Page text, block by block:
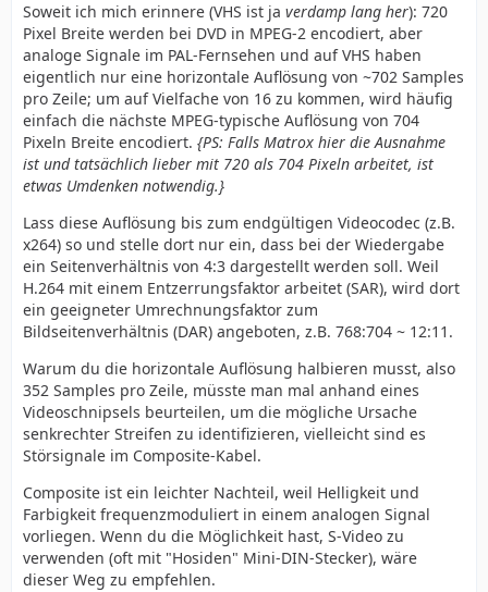
Soweit ich mich erinnere (VHS ist ja verdamp lang her): 720
Pixel Breite werden bei DVD in MPEG-2 encodiert, aber
analoge Signale im PAL-Fernsehen und auf VHS haben
eigentlich nur eine horizontale Auflösung von ~702 Samples
pro Zeile; um auf Vielfache von 16 zu kommen, wird häufig
einfach die nächste MPEG-typische Auflösung von 704
Pixeln Breite encodiert. {PS: Falls Matrox hier die Ausnahme
ist und tatsächlich lieber mit 720 als 704 Pixeln arbeitet, ist
etwas Umdenken notwendig.}
Lass diese Auflösung bis zum endgültigen Videocodec (z.B.
x264) so und stelle dort nur ein, dass bei der Wiedergabe
ein Seitenverhältnis von 4:3 dargestellt werden soll. Weil
H.264 mit einem Entzerrungsfaktor arbeitet (SAR), wird dort
ein geeigneter Umrechnungsfaktor zum
Bildseitenverhältnis (DAR) angeboten, z.B. 768:704 ~ 12:11.
Warum du die horizontale Auflösung halbieren musst, also
352 Samples pro Zeile, müsste man mal anhand eines
Videoschnipsels beurteilen, um die mögliche Ursache
senkrechter Streifen zu identifizieren, vielleicht sind es
Störsignale im Composite-Kabel.
Composite ist ein leichter Nachteil, weil Helligkeit und
Farbigkeit frequenzmoduliert in einem analogen Signal
vorliegen. Wenn du die Möglichkeit hast, S-Video zu
verwenden (oft mit "Hosiden" Mini-DIN-Stecker), wäre
dieser Weg zu empfehlen.